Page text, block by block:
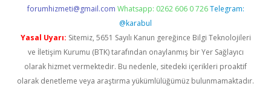
forumhizmeti@gmail.com Whatsapp: 0262 606 0 726 Telegram:
@karabul
Yasal Uyarı: Sitemiz, 5651 Sayılı Kanun gereğince Bilgi Teknolojileri
ve İletişim Kurumu (BTK) tarafından onaylanmış bir Yer Sağlayıcı
olarak hizmet vermektedir. Bu nedenle, sitedeki içerikleri proaktif
olarak denetleme veya araştırma yükümlülüğümüz bulunmamaktadır.